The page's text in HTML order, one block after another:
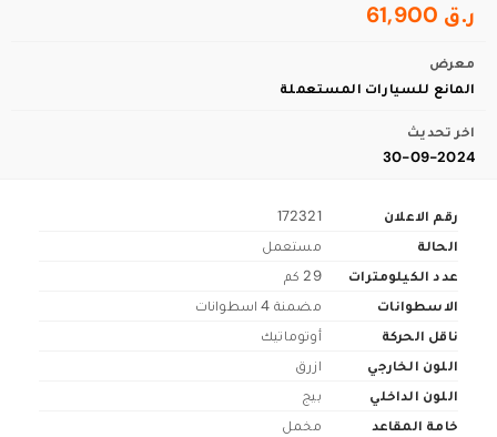
ر.ق 61,900
معرض
المانع للسيارات المستعملة
اخر تحديث
30-09-2024
رقم الاعلان
172321
الحالة
مستعمل
عدد الكيلومترات
29 كم
الاسطوانات
مضمنة 4 اسطوانات
ناقل الحركة
أوتوماتيك
اللون الخارجي
ازرق
اللون الداخلي
بيج
خامة المقاعد
مخمل